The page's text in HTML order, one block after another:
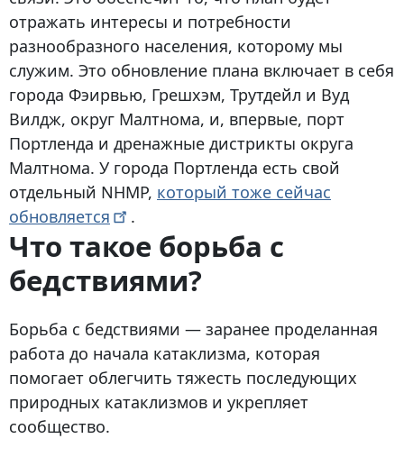
отражать интересы и потребности
разнообразного населения, которому мы
служим. Это обновление плана включает в себя
города Фэирвью, Грешхэм, Трутдейл и Вуд
Вилдж, округ Малтнома, и, впервые, порт
Портленда и дренажные дистрикты округа
Малтнома. У города Портленда есть свой
отдельный NHMP, который тоже сейчас
обновляется
.
Что такое борьба с
бедствиями?
Борьба с бедствиями — заранее проделанная
работа до начала катаклизма, которая
помогает облегчить тяжесть последующих
природных катаклизмов и укрепляет
сообщество.